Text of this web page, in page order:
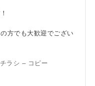
方でも大歓迎でござい
ラシ – コピー